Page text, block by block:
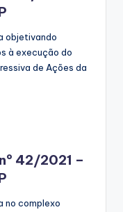
objetivando
à execução do
de Ações da
42/2021 –
no complexo